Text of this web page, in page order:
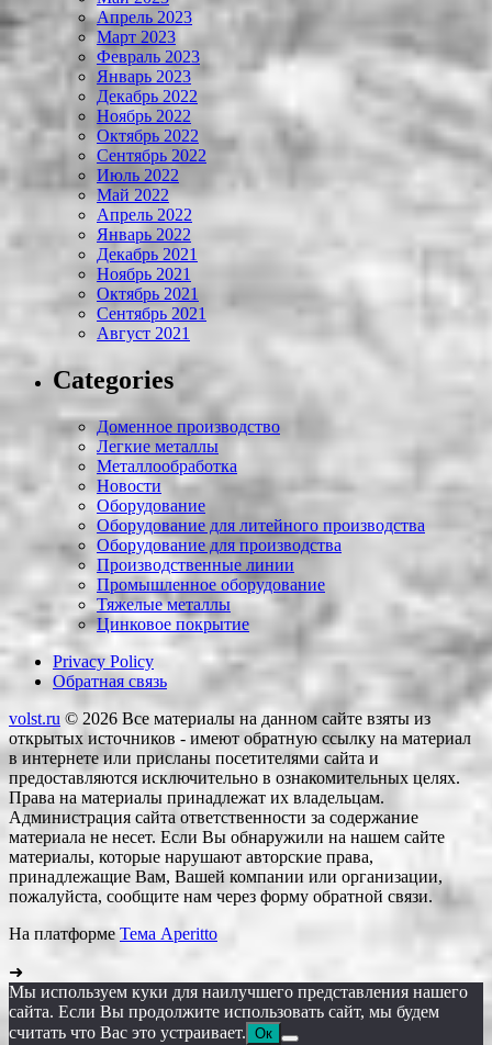
Апрель 2023
Март 2023
Февраль 2023
Январь 2023
Декабрь 2022
Ноябрь 2022
Октябрь 2022
Сентябрь 2022
Июль 2022
Май 2022
Апрель 2022
Январь 2022
Декабрь 2021
Ноябрь 2021
Октябрь 2021
Сентябрь 2021
Август 2021
Categories
Доменное производство
Легкие металлы
Металлообработка
Новости
Оборудование
Оборудование для литейного производства
Оборудование для производства
Производственные линии
Промышленное оборудование
Тяжелые металлы
Цинковое покрытие
Privacy Policy
Обратная связь
volst.ru © 2026 Все материалы на данном сайте взяты из
открытых источников - имеют обратную ссылку на материал
в интернете или присланы посетителями сайта и
предоставляются исключительно в ознакомительных целях.
Права на материалы принадлежат их владельцам.
Администрация сайта ответственности за содержание
материала не несет. Если Вы обнаружили на нашем сайте
материалы, которые нарушают авторские права,
принадлежащие Вам, Вашей компании или организации,
пожалуйста, сообщите нам через форму обратной связи.
На платформе Тема Aperitto
➜
Мы используем куки для наилучшего представления нашего
сайта. Если Вы продолжите использовать сайт, мы будем
считать что Вас это устраивает. Ок